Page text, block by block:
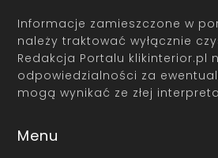
Informacje zamieszczone w
należy traktować wyłącznie
Redakcja Portalu klikinterior.pl
odpowiedzialności za
mogą wynikać ze złej
Menu